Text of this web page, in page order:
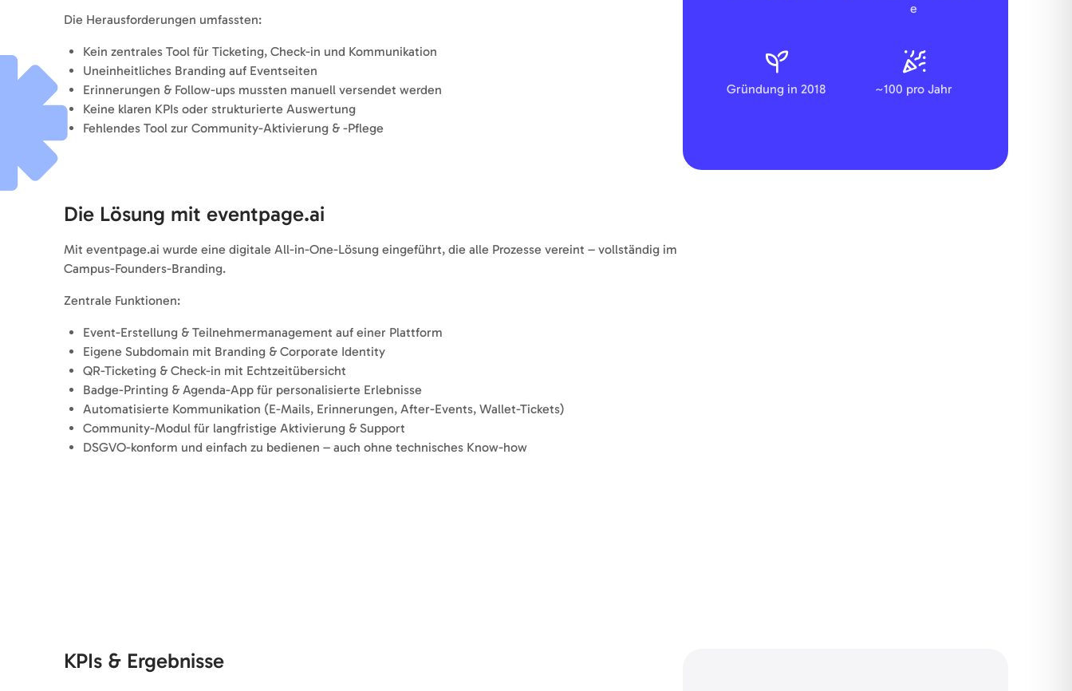
Die Herausforderungen umfassten:
Kein zentrales Tool für Ticketing, Check-in und Kommunikation
Uneinheitliches Branding auf Eventseiten
Erinnerungen & Follow-ups mussten manuell versendet werden
Keine klaren KPIs oder strukturierte Auswertung
Fehlendes Tool zur Community-Aktivierung & -Pflege
Die Lösung mit eventpage.ai
Mit eventpage.ai wurde eine digitale All-in-One-Lösung eingeführt, die alle Prozesse vereint – vollständig im
Campus-Founders-Branding.
Zentrale Funktionen:
Event-Erstellung & Teilnehmermanagement auf einer Plattform
Eigene Subdomain mit Branding & Corporate Identity
QR-Ticketing & Check-in mit Echtzeitübersicht
Badge-Printing & Agenda-App für personalisierte Erlebnisse
Automatisierte Kommunikation (E-Mails, Erinnerungen, After-Events, Wallet-Tickets)
Community-Modul für langfristige Aktivierung & Support
DSGVO-konform und einfach zu bedienen – auch ohne technisches Know-how
e
Gründung in 2018 ~100 pro Jahr
KPIs & Ergebnisse